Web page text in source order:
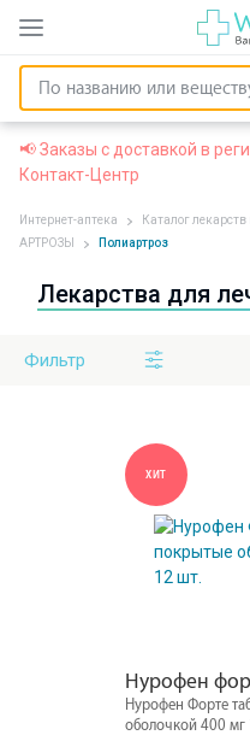
📢 Заказы с доставкой в
Контакт-Центр
Интернет-аптека Каталог лекарств
АРТРОЗЫ
Полиартроз
Лекарства для
Фильтр
ХИТ
Нурофен
Нурофен Форте
оболочкой 400 мг